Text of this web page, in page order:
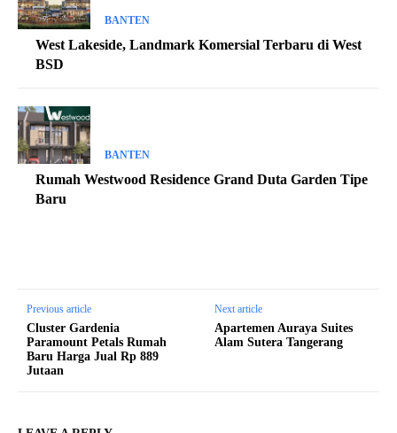
BANTEN
West Lakeside, Landmark Komersial Terbaru di West
BSD
BANTEN
Rumah Westwood Residence Grand Duta Garden Tipe
Baru
Previous article
Cluster Gardenia
Paramount Petals Rumah
Baru Harga Jual Rp 889
Jutaan
Next article
Apartemen Auraya Suites
Alam Sutera Tangerang